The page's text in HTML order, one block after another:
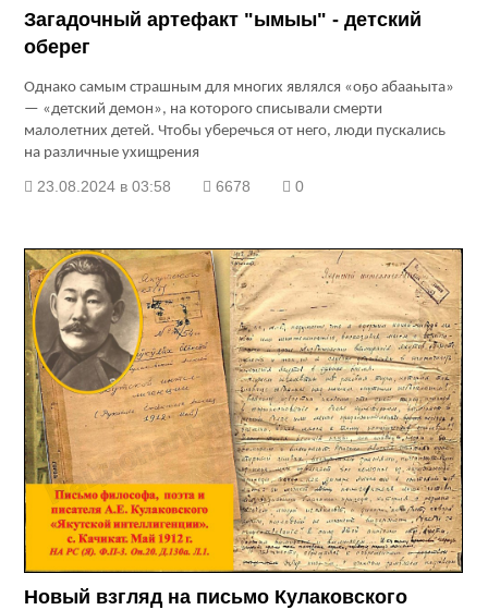
Загадочный артефакт "ымыы" - детский
оберег
Однако самым страшным для многих являлся «оҕо абааһыта»
— «детский демон», на которого списывали смерти
малолетних детей. Чтобы уберечься от него, люди пускались
на различные ухищрения
23.08.2024 в 03:58 6678 0
Новый взгляд на письмо Кулаковского